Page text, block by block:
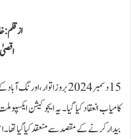
از قلم:
15 دسمبر 2024 بروز اتوار،
کامیاب انعقاد کیا گیا۔ یہ ایجوکیشن
بیدار کرنے کے مقصد سے منعقد کیا گیا